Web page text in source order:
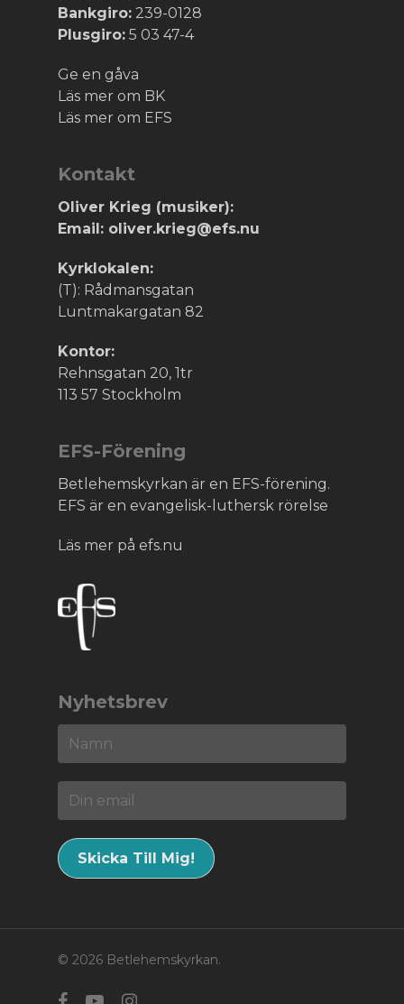
Bankgiro: 239-0128
Plusgiro: 5 03 47-4
Ge en gåva
Läs mer om BK
Läs mer om EFS
Kontakt
Oliver Krieg (musiker):
Email: oliver.krieg@efs.nu
Kyrklokalen:
(T): Rådmansgatan
Luntmakargatan 82
Kontor:
Rehnsgatan 20, 1tr
113 57 Stockholm
EFS-Förening
Betlehemskyrkan är en EFS-förening.
EFS är en evangelisk-luthersk rörelse
Läs mer på efs.nu
Nyhetsbrev
© 2026 Betlehemskyrkan.